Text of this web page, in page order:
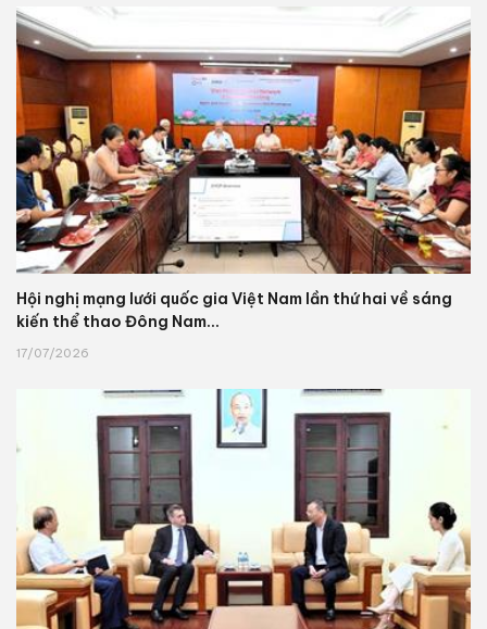
Hội nghị mạng lưới quốc gia Việt Nam lần thứ hai về sáng
kiến thể thao Đông Nam...
17/07/2026